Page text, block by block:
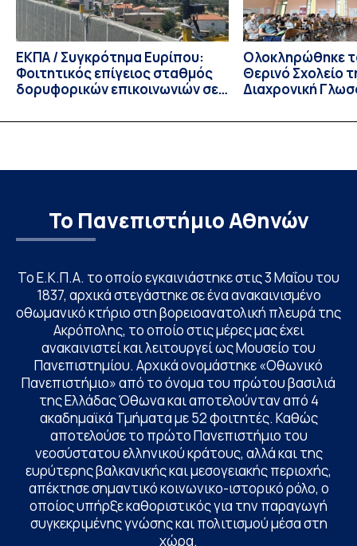
ΕΚΠΑ / Συγκρότημα Ευρίπου:
Φοιτητικός επίγειος σταθμός
δορυφορικών επικοινωνιών σε
Ολοκληρώθηκε
Θερινό Σχολείο
Διαχρονική
Linguistics in
Το Πανεπιστήμιο Αθηνών
Το Ε.Κ.Π.Α. το οποίο εγκαινιάστηκε στις 3 Μαΐου του
1837, αρχικά στεγάστηκε σε ένα ανακαινισμένο
οθωμανικό κτήριο στη βορειοανατολική πλευρά της
Ακρόπολης, το οποίο στις μέρες μας έχει
ανακαινιστεί και λειτουργεί ως Μουσείο του
Πανεπιστημίου. Αρχικά ονομάστηκε «Οθωνικό
Πανεπιστήμιο» από το όνομα του πρώτου βασιλιά
της Ελλάδας Όθωνα και αποτελούνταν από 4
ακαδημαϊκά Τμήματα με 52 φοιτητές. Καθώς
αποτελούσε το πρώτο Πανεπιστήμιο του
νεοσύστατου ελληνικού κράτους, αλλά και της
ευρύτερης βαλκανικής και μεσογειακής περιοχής,
απέκτησε σημαντικό κοινωνικο-ιστορικό ρόλο, ο
οποίος υπήρξε καθοριστικός για την παραγωγή
συγκεκριμένης γνώσης και πολιτισμού μέσα στη
χώρα.